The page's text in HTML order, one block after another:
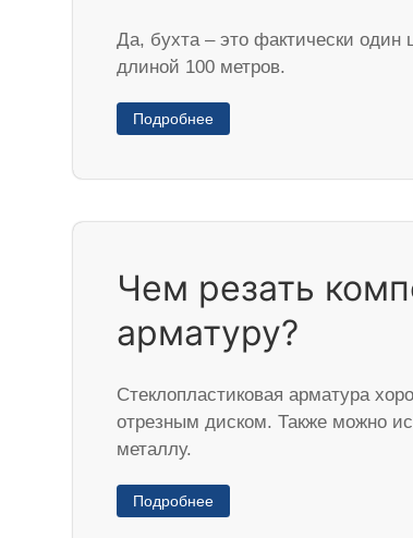
Да, бухта – это фактически один
длиной 100 метров.
Подробнее
Чем резать
арматуру?
Стеклопластиковая арматура
отрезным диском. Также можно
металлу.
Подробнее